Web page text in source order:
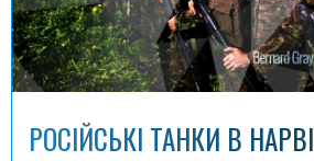
РОСІЙСЬКІ ТАНКИ В НАРВІ